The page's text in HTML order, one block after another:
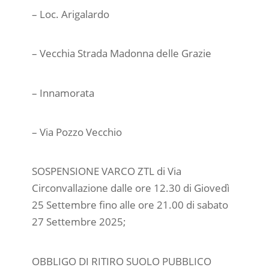
– Loc. Arigalardo
– Vecchia Strada Madonna delle Grazie
– Innamorata
– Via Pozzo Vecchio
SOSPENSIONE VARCO ZTL di Via
Circonvallazione dalle ore 12.30 di Giovedì
25 Settembre fino alle ore 21.00 di sabato
27 Settembre 2025;
OBBLIGO DI RITIRO SUOLO PUBBLICO